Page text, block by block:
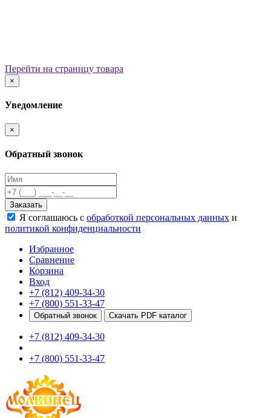
Игровые элементы
Качалки на пружине
Домики-беседки
Развивающие игровые элементы
ПДД для детей
Безопасные покрытия
Спортивные комплексы от 3 до 7 лет
Входные арки
Информационные стойки
Ограждения
Для детей с ограниченными возможностями
Школам
Игровые комплексы от 5 до 12 лет
Спортивные элементы
Тренажеры
Теннисные столы
Спортивные ворота
Спортивные стойки
Оборудование для ГТО
Перейти на страницу товара
×
Уведомление
×
Обратный звонок
Заказать
Я соглашаюсь с обработкой персональных данных и
политикой конфиденциальности
Избранное
Сравнение
Корзина
Вход
+7 (812) 409-34-30
+7 (800) 551-33-47
Обратный звонок Скачать PDF каталог
+7 (812) 409-34-30
+7 (800) 551-33-47